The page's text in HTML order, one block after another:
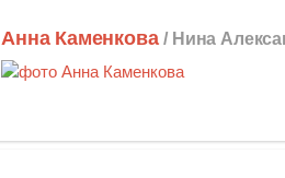
Анна Каменкова / Нина